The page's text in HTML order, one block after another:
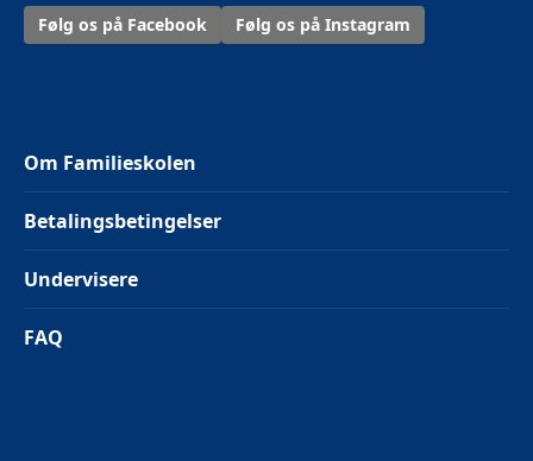
Følg os på Facebook Følg os på Instagram
Om Familieskolen
Betalingsbetingelser
Undervisere
FAQ